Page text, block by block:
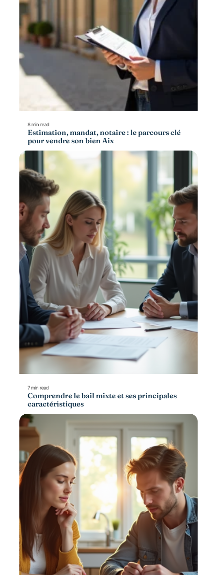
8 min read
Estimation, mandat, notaire : le parcours clé
pour vendre son bien Aix
7 min read
Comprendre le bail mixte et ses principales
caractéristiques